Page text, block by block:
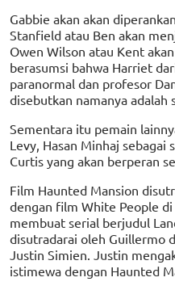
Gabbie akan akan
Stanfield atau Ben akan
Owen Wilson atau Kent
berasumsi bahwa Harriet
paranormal dan profesor
disebutkan namanya adalah
Sementara itu pemain
Levy, Hasan Minhaj sebagai
Curtis yang akan berperan
Film Haunted Mansion
dengan film White People
membuat serial berjudul
disutradarai oleh Guillermo
Justin Simien. Justin
istimewa dengan Haunted